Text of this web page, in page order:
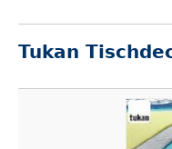
Tukan